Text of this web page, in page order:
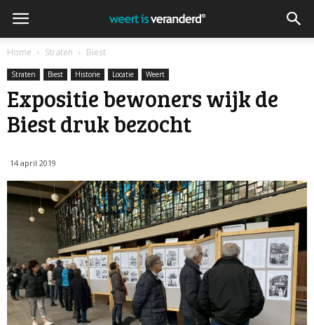
Home Straten Biest
Straten Biest Historie Locatie Weert
Expositie bewoners wijk de
Biest druk bezocht
14 april 2019